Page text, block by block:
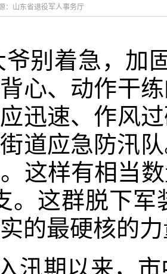
：山东省退役军人事务厅
爷别着急，加
心、动作干
迅速、作风
道应急防汛
这样有相当
。这群脱下
的最硬核的
汛期以来，